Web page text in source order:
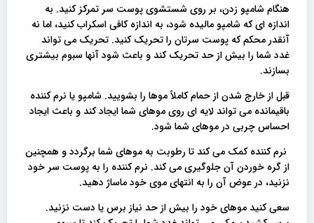
هنگام شامپو زدن، بر روی شستشوی پوست سر تمرکز کنید. به
اندازه ای که شامپو مالیده شود، به اندازه کافی اسکراب کنید، اما نه
آنقدر محکم که پوست سرتان را تحریک کنید. تحریک می تواند
غدد شما را بیش از حد تحریک کند و باعث شود آنها سبوم بیشتری
بسازند.
قبل از خارج شدن از حمام کاملاً موها را بشویید. شامپو یا نرم کننده
باقیمانده می تواند لایه ای روی موهای شما ایجاد کند و باعث ایجاد
احساس چربی در موهای شما شود.
نرم کننده کمک می کند تا رطوبت به موهای شما برگردد و همچنین
از گره خوردن آن جلوگیری می کند. نرم کننده را به پوست سر خود
نزنید، در عوض آن را به انتهای موی خود ماساژ دهید.
سعی کنید موهای خود را بیش از حد نیاز برس یا دست نزنید.